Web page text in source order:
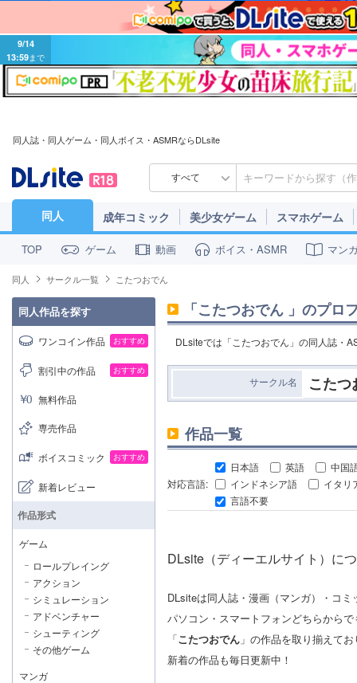
9/14
13:59まで
同人誌・同人ゲーム・同人ボイス・ASMRならDLsite
すべて
同人 成年コミック 美少女ゲーム スマホゲーム
TOP ゲーム 動画 ボイス・ASMR マン
同人 サークル一覧 こたつおでん
「こたつおでん 」のプロ
DLsiteでは「こたつおでん」の同人誌・
サークル名 こたつ
作品一覧
対応言語:
日本語 英語
中国
インドネシア語
イタリ
言語不要
DLsite（ディーエルサイト）に
DLsiteは同人誌・漫画（マンガ）・コ
パソコン・スマートフォンどちらから
「こたつおでん 」の作品を取り揃えて
新着の作品も毎日更新中！
同人作品を探す
ワンコイン作品 おすすめ
割引中の作品 おすすめ
無料作品
専売作品
ボイスコミック おすすめ
新着レビュー
作品形式
ゲーム
ロールプレイング
アクション
シミュレーション
アドベンチャー
シューティング
その他ゲーム
マンガ